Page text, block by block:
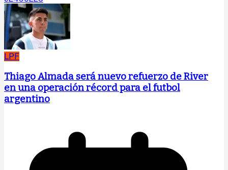
LPF
Thiago Almada será nuevo refuerzo de River
en una operación récord para el futbol
argentino